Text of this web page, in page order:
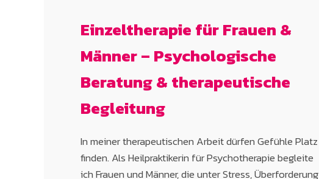
Einzeltherapiefür Frauen &
Männer– Psychologische
Beratung & therapeutische
Begleitung
In meiner therapeutischen Arbeit dürfen Gefühle Platz
finden. Als Heilpraktikerin für Psychotherapie begleite
ich Frauen und Männer, die unter Stress, Überforderung